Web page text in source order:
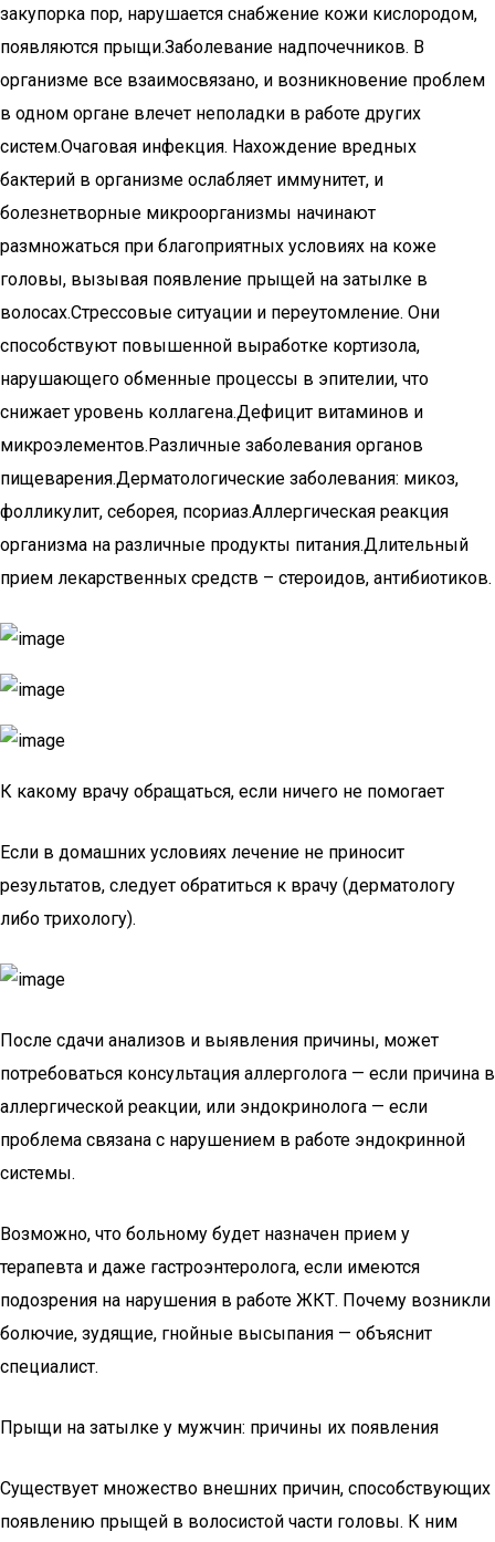
закупорка пор, нарушается снабжение кожи кислородом,
появляются прыщи.Заболевание надпочечников. В
организме все взаимосвязано, и возникновение проблем
в одном органе влечет неполадки в работе других
систем.Очаговая инфекция. Нахождение вредных
бактерий в организме ослабляет иммунитет, и
болезнетворные микроорганизмы начинают
размножаться при благоприятных условиях на коже
головы, вызывая появление прыщей на затылке в
волосах.Стрессовые ситуации и переутомление. Они
способствуют повышенной выработке кортизола,
нарушающего обменные процессы в эпителии, что
снижает уровень коллагена.Дефицит витаминов и
микроэлементов.Различные заболевания органов
пищеварения.Дерматологические заболевания: микоз,
фолликулит, себорея, псориаз.Аллергическая реакция
организма на различные продукты питания.Длительный
прием лекарственных средств – стероидов, антибиотиков.
К какому врачу обращаться, если ничего не помогает
Если в домашних условиях лечение не приносит
результатов, следует обратиться к врачу (дерматологу
либо трихологу).
После сдачи анализов и выявления причины, может
потребоваться консультация аллерголога — если причина в
аллергической реакции, или эндокринолога — если
проблема связана с нарушением в работе эндокринной
системы.
Возможно, что больному будет назначен прием у
терапевта и даже гастроэнтеролога, если имеются
подозрения на нарушения в работе ЖКТ. Почему возникли
болючие, зудящие, гнойные высыпания — объяснит
специалист.
Прыщи на затылке у мужчин: причины их появления
Существует множество внешних причин, способствующих
появлению прыщей в волосистой части головы. К ним